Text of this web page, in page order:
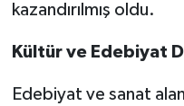
kazandırılmış oldu.
Kültür ve Edebiyat
Edebiyat ve sanat